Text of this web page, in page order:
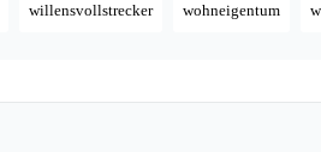
willensvollstrecker wohneigentum